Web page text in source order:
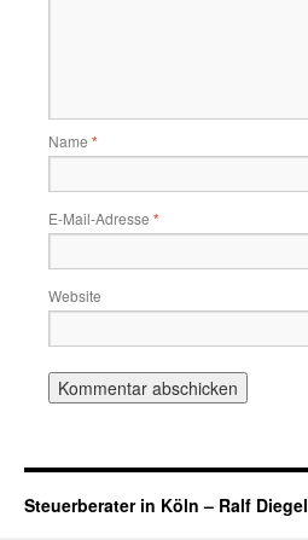
Name *
E-Mail-Adresse *
Website
Steuerberater in Köln – Ralf Diegel